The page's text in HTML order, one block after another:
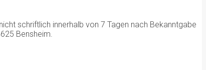
schriftlich innerhalb von 7 Tagen nach Bekanntgabe
Bensheim.